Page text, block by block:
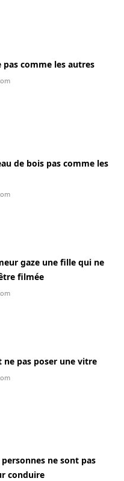
pas comme les autres
de bois pas comme les
gaze une fille qui ne
filmée
ne pas poser une vitre
ne sont pas
conduire